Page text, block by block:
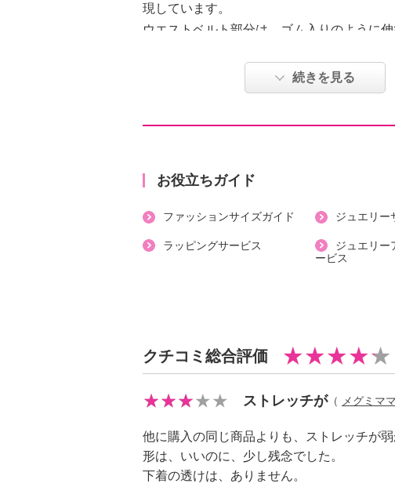
現しています。
ウエストベルト部分は、ゴム入りのように
深く、お腹周りはカーブの形状を緩くし、食
う考慮しました。フロントのスレキはファス
●シックインディゴとミッドユーズドは、摩
●普段と同じサイズをおすすめ
・スリット：なし
・ボトムウエスト：伸縮性素材使用
・ベルト通し：あり、５個
【素材】
・綿９１％、ポリエステル７％、ポリウレタ
【メンテナンス（絵表示ラベル）】
続きを見る
お役立ちガイド
ファッションサイズガイド ジュエリー
ラッピングサービス
ジュエリー
ービス
クチコミ総合評価
ストレッチが（ メグミママ
他に購入の同じ商品よりも、ストレッチが
形は、いいのに、少し残念でした。
下着の透けは、ありません。